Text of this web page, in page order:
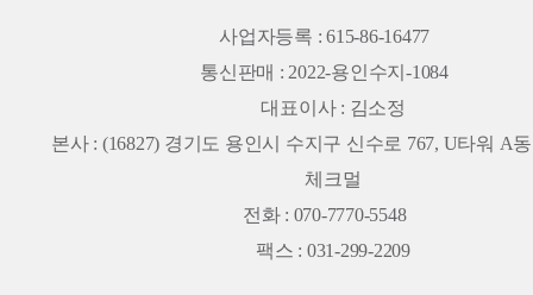
사업자등록 : 615-86-16477
통신판매 : 2022-용인수지-1084
대표이사 : 김소정
본사 : (16827) 경기도 용인시 수지구 신수로 767, U타워 A
체크멀
전화 : 070-7770-5548
팩스 : 031-299-2209